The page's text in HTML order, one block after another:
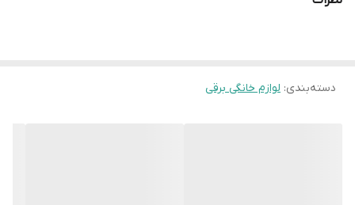
دسته‌بندی: لوازم خانگی برقی